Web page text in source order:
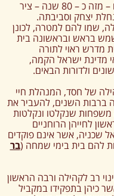
בית הכנסת, מהווה מיום היווסדו ועד היום – מזה כ – 80 שנה – ציר
יצחק וסביבתה.
שמו להם למטרה, לכונן
בראש ובראשונה בית
מדרש ראוי לתורה
מדינת ישראל הקמה,
ולדורות הבאים.
של חסד, המנהלת חיי
ברבות השנים, להעביר את
משפחות שנקלטו ונקלטות
לחייהן הרוחניים
שכניה, אשר אינם פוקדים
להם בית בימי שמחה (בר
רב לקהילה ורבה הראשון
כיהן בתפקידו במקביל